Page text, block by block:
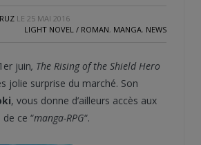
LE 25 MAI 2016
LIGHT NOVEL / ROMAN, MANGA, NEWS
juin, The Rising of the Shield Hero
jolie surprise du marché. Son
, vous donne d’ailleurs accès aux
ce “manga-RPG“.